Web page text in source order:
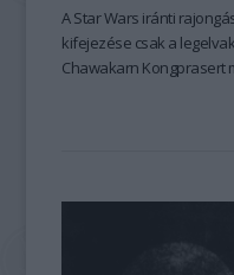
A Star Wars iránti
kifejezése csak a
Chawakarn Kongprasert